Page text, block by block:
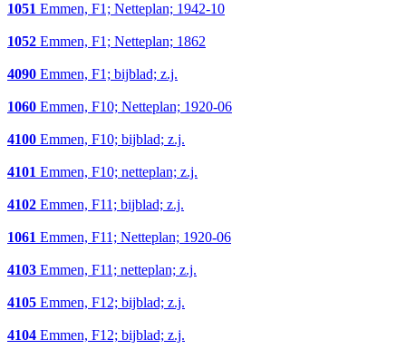
1051 Emmen, F1; Netteplan; 1942-10
1052 Emmen, F1; Netteplan; 1862
4090 Emmen, F1; bijblad; z.j.
1060 Emmen, F10; Netteplan; 1920-06
4100 Emmen, F10; bijblad; z.j.
4101 Emmen, F10; netteplan; z.j.
4102 Emmen, F11; bijblad; z.j.
1061 Emmen, F11; Netteplan; 1920-06
4103 Emmen, F11; netteplan; z.j.
4105 Emmen, F12; bijblad; z.j.
4104 Emmen, F12; bijblad; z.j.